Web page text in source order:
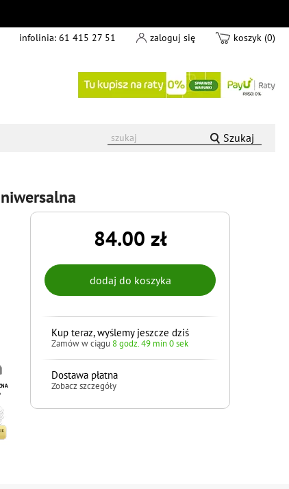
infolinia: 61 415 27 51 zaloguj się koszyk (0)
Szukaj
84.00 zł
Kup teraz, wyślemy jeszcze dziś
Zamów w ciągu 8 godz. 48 min 59 sek
Dostawa płatna
Zobacz szczegóły